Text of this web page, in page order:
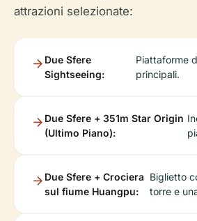
attrazioni selezionate:
Due Sfere
Sightseeing:
Piattaforme
principali.
Due Sfere + 351m Star Origin
(Ultimo Piano):
Due Sfere + Crociera
sul fiume Huangpu:
Biglietto
torre e